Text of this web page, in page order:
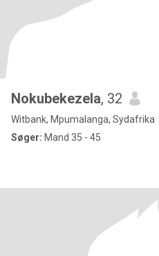
Nokubekezela, 32
Witbank, Mpumalanga, Sydafrika
Søger: Mand 35 - 45